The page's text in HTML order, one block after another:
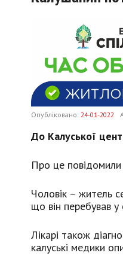
Опубліковано: 24-01-2022
До Калуської
Про це повідомили
Чоловік – житель
що він перебував у
Лікарі також
калуські медики